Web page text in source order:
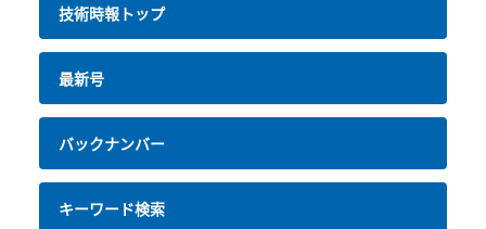
技術時報トップ
最新号
バックナンバー
キーワード検索